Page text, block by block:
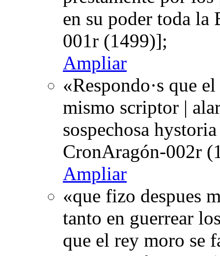
en su poder toda
001r (1499)];
Ampliar
«Respondo·s que
mismo scriptor |
sospechosa
CronAragón-002r
Ampliar
«que fizo despues
tanto en guerrear
que el rey moro se